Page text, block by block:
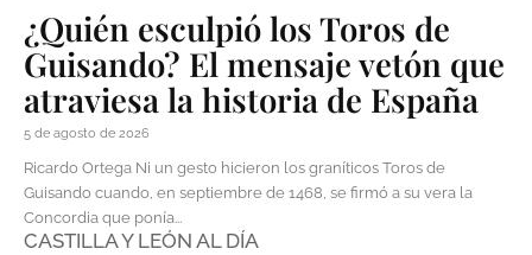
¿Quién esculpió los Toros de
Guisando? El mensaje vetón que
atraviesa la historia de España
5 de agosto de 2026
Ricardo Ortega Ni un gesto hicieron los graníticos Toros de
Guisando cuando, en septiembre de 1468, se firmó a su vera la
Concordia que ponía...
CASTILLA Y LEÓN AL DÍA